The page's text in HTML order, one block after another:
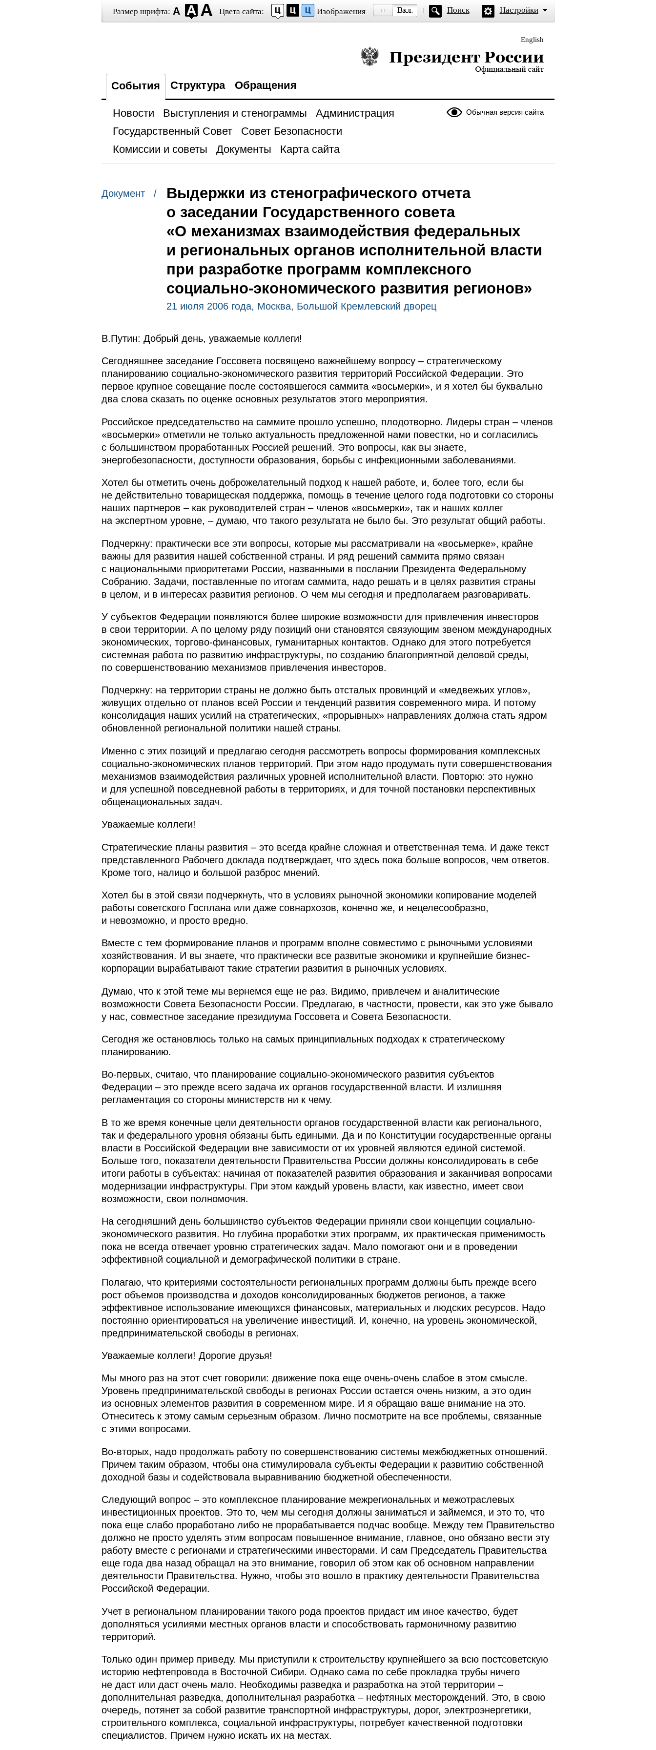
Размер шрифта: Цвета сайта: Изображения Поиск Настройки
English
Президент России — официальный сайт
События Структура Обращения
Обычная версия сайта
Новости Выступления и стенограммы
Администрация
Государственный Совет
Совет Безопасности
Комиссии и советы
Документы Карта сайта
Документ /
Выдержки из стенографического отчета
о заседании Государственного совета
«О механизмах взаимодействия федеральных
и региональных органов исполнительной власти
при разработке программ комплексного
социально-экономического развития регионов»
21 июля 2006 года, Москва, Большой Кремлевский дворец
В.Путин: Добрый день, уважаемые коллеги!
Сегодняшнее заседание Госсовета посвящено важнейшему вопросу – стратегическому
планированию социально-экономического развития территорий Российской Федерации. Это
первое крупное совещание после состоявшегося саммита «восьмерки», и я хотел бы буквально
два слова сказать по оценке основных результатов этого мероприятия.
Российское председательство на саммите прошло успешно, плодотворно. Лидеры стран – членов
«восьмерки» отметили не только актуальность предложенной нами повестки, но и согласились
с большинством проработанных Россией решений. Это вопросы, как вы знаете,
энергобезопасности, доступности образования, борьбы с инфекционными заболеваниями.
Хотел бы отметить очень доброжелательный подход к нашей работе, и, более того, если бы
не действительно товарищеская поддержка, помощь в течение целого года подготовки со стороны
наших партнеров – как руководителей стран – членов «восьмерки», так и наших коллег
на экспертном уровне, – думаю, что такого результата не было бы. Это результат общий работы.
Подчеркну: практически все эти вопросы, которые мы рассматривали на «восьмерке», крайне
важны для развития нашей собственной страны. И ряд решений саммита прямо связан
с национальными приоритетами России, названными в послании Президента Федеральному
Собранию. Задачи, поставленные по итогам саммита, надо решать и в целях развития страны
в целом, и в интересах развития регионов. О чем мы сегодня и предполагаем разговаривать.
У субъектов Федерации появляются более широкие возможности для привлечения инвесторов
в свои территории. А по целому ряду позиций они становятся связующим звеном международных
экономических, торгово-финансовых, гуманитарных контактов. Однако для этого потребуется
системная работа по развитию инфраструктуры, по созданию благоприятной деловой среды,
по совершенствованию механизмов привлечения инвесторов.
Подчеркну: на территории страны не должно быть отсталых провинций и «медвежьих углов»,
живущих отдельно от планов всей России и тенденций развития современного мира. И потому
консолидация наших усилий на стратегических, «прорывных» направлениях должна стать ядром
обновленной региональной политики нашей страны.
Именно с этих позиций и предлагаю сегодня рассмотреть вопросы формирования комплексных
социально-экономических планов территорий. При этом надо продумать пути совершенствования
механизмов взаимодействия различных уровней исполнительной власти. Повторю: это нужно
и для успешной повседневной работы в территориях, и для точной постановки перспективных
общенациональных задач.
Уважаемые коллеги!
Стратегические планы развития – это всегда крайне сложная и ответственная тема. И даже текст
представленного Рабочего доклада подтверждает, что здесь пока больше вопросов, чем ответов.
Кроме того, налицо и большой разброс мнений.
Хотел бы в этой связи подчеркнуть, что в условиях рыночной экономики копирование моделей
работы советского Госплана или даже совнархозов, конечно же, и нецелесообразно,
и невозможно, и просто вредно.
Вместе с тем формирование планов и программ вполне совместимо с рыночными условиями
хозяйствования. И вы знаете, что практически все развитые экономики и крупнейшие бизнес-
корпорации вырабатывают такие стратегии развития в рыночных условиях.
Думаю, что к этой теме мы вернемся еще не раз. Видимо, привлечем и аналитические
возможности Совета Безопасности России. Предлагаю, в частности, провести, как это уже бывало
у нас, совместное заседание президиума Госсовета и Совета Безопасности.
Сегодня же остановлюсь только на самых принципиальных подходах к стратегическому
планированию.
Во‑первых, считаю, что планирование социально-экономического развития субъектов
Федерации – это прежде всего задача их органов государственной власти. И излишняя
регламентация со стороны министерств ни к чему.
В то же время конечные цели деятельности органов государственной власти как регионального,
так и федерального уровня обязаны быть едиными. Да и по Конституции государственные органы
власти в Российской Федерации вне зависимости от их уровней являются единой системой.
Больше того, показатели деятельности Правительства России должны консолидировать в себе
итоги работы в субъектах: начиная от показателей развития образования и заканчивая вопросами
модернизации инфраструктуры. При этом каждый уровень власти, как известно, имеет свои
возможности, свои полномочия.
На сегодняшний день большинство субъектов Федерации приняли свои концепции социально-
экономического развития. Но глубина проработки этих программ, их практическая применимость
пока не всегда отвечает уровню стратегических задач. Мало помогают они и в проведении
эффективной социальной и демографической политики в стране.
Полагаю, что критериями состоятельности региональных программ должны быть прежде всего
рост объемов производства и доходов консолидированных бюджетов регионов, а также
эффективное использование имеющихся финансовых, материальных и людских ресурсов. Надо
постоянно ориентироваться на увеличение инвестиций. И, конечно, на уровень экономической,
предпринимательской свободы в регионах.
Уважаемые коллеги! Дорогие друзья!
Мы много раз на этот счет говорили: движение пока еще очень-очень слабое в этом смысле.
Уровень предпринимательской свободы в регионах России остается очень низким, а это один
из основных элементов развития в современном мире. И я обращаю ваше внимание на это.
Отнеситесь к этому самым серьезным образом. Лично посмотрите на все проблемы, связанные
с этими вопросами.
Во‑вторых, надо продолжать работу по совершенствованию системы межбюджетных отношений.
Причем таким образом, чтобы она стимулировала субъекты Федерации к развитию собственной
доходной базы и содействовала выравниванию бюджетной обеспеченности.
Следующий вопрос – это комплексное планирование межрегиональных и межотраслевых
инвестиционных проектов. Это то, чем мы сегодня должны заниматься и займемся, и это то, что
пока еще слабо проработано либо не прорабатывается подчас вообще. Между тем Правительство
должно не просто уделять этим вопросам повышенное внимание, главное, оно обязано вести эту
работу вместе с регионами и стратегическими инвесторами. И сам Председатель Правительства
еще года два назад обращал на это внимание, говорил об этом как об основном направлении
деятельности Правительства. Нужно, чтобы это вошло в практику деятельности Правительства
Российской Федерации.
Учет в региональном планировании такого рода проектов придаст им иное качество, будет
дополняться усилиями местных органов власти и способствовать гармоничному развитию
территорий.
Только один пример приведу. Мы приступили к строительству крупнейшего за всю постсоветскую
историю нефтепровода в Восточной Сибири. Однако сама по себе прокладка трубы ничего
не даст или даст очень мало. Необходимы разведка и разработка на этой территории –
дополнительная разведка, дополнительная разработка – нефтяных месторождений. Это, в свою
очередь, потянет за собой развитие транспортной инфраструктуры, дорог, электроэнергетики,
строительного комплекса, социальной инфраструктуры, потребует качественной подготовки
специалистов. Причем нужно искать их на местах.